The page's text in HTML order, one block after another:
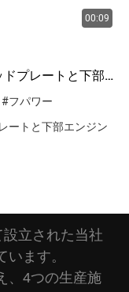
00:09
プレートと下部エ
#フパワー
ートと下部エンジン
立された当社
ます。
、4つの生産施